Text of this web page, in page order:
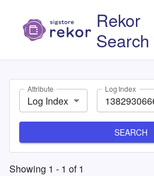
Rekor
Search
Attribute
Log Index
Log Index
SEARCH
Showing 1 - 1 of1